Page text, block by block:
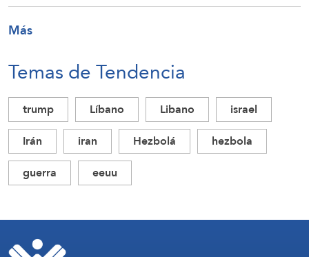
Más
Temas de Tendencia
trump Líbano Libano
israel
Irán
iran Hezbolá
hezbola
guerra
eeuu